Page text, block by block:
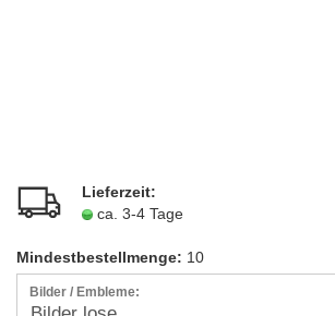
Lieferzeit:
ca. 3-4 Tage
Mindestbestellmenge: 10
Bilder / Embleme: